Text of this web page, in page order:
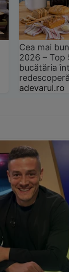
Cea mai
2026 –
bucătăria
adevarul.ro